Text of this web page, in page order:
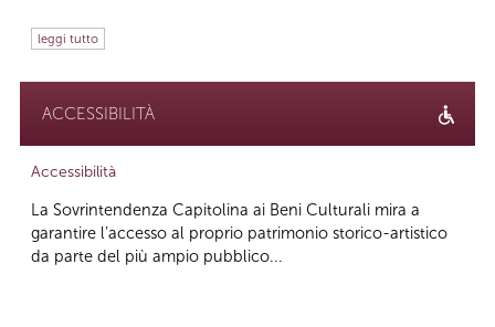
leggi tutto
ACCESSIBILITÀ
Accessibilità
La Sovrintendenza Capitolina ai Beni Culturali mira a
garantire l’accesso al proprio patrimonio storico-artistico
da parte del più ampio pubblico...